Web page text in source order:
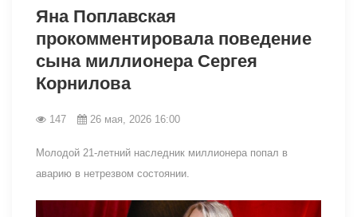
Яна Поплавская
прокомментировала поведение
сына миллионера Сергея
Корнилова
147 26 мая, 2026 16:00
Молодой 21-летний наследник миллионера попал в
аварию в нетрезвом состоянии.